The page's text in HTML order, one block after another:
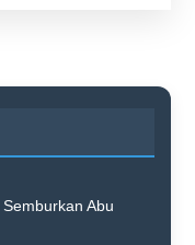
Abu